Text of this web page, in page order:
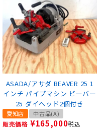
ASADA/アサダ BEAVER 25 1
インチ パイプマシン ビーバー
25 ダイヘッド2個付き
愛知店 中古品(A)
販売価格 ¥165,000税込